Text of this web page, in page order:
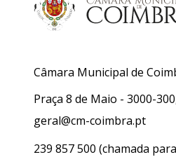
Câmara Municipal de
Praça 8 de Maio - 3000-
geral@cm-coimbra.pt
239 857 500 (chamada